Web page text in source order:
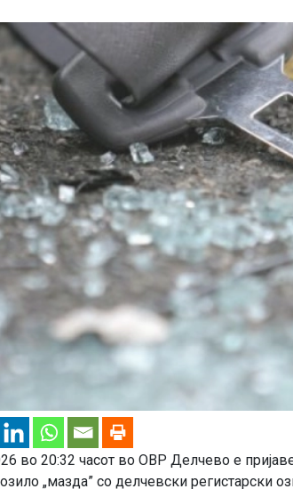
во 20:32 часот во ОВР Делчево е
„мазда” со делчевски регистарски